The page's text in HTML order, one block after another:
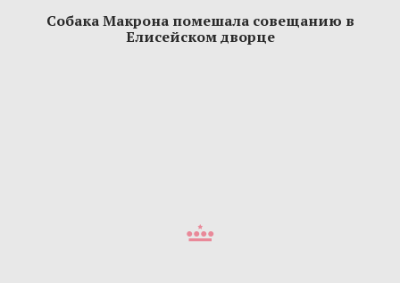
Собака Макрона помешала совещанию в
Елисейском дворце